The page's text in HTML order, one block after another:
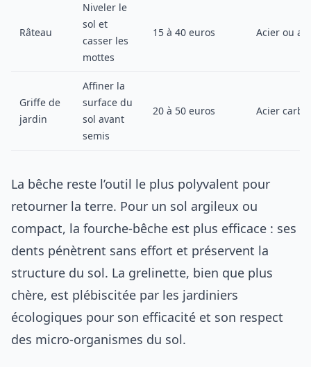
Râteau
Niveler le
sol et
casser les
mottes
15 à 40 euros Acier ou
Griffe de
jardin
Affiner la
surface du
sol avant
semis
20 à 50 euros Acier
La bêche reste l’outil le plus polyvalent pour
retourner la terre. Pour un sol argileux ou
compact, la fourche-bêche est plus efficace : ses
dents pénètrent sans effort et préservent la
structure du sol. La grelinette, bien que plus
chère, est plébiscitée par les jardiniers
écologiques pour son efficacité et son respect
des micro-organismes du sol.